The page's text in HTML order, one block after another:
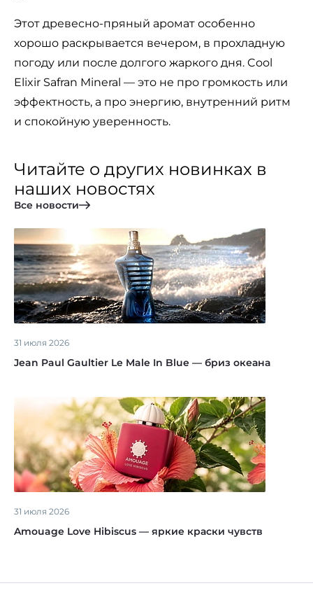
Этот древесно-пряный аромат особенно
хорошо раскрывается вечером, в прохладную
погоду или после долгого жаркого дня. Cool
Elixir Safran Mineral — это не про громкость или
эффектность, а про энергию, внутренний ритм
и спокойную уверенность.
Читайте о других новинках в
наших новостях
Все новости
31 июля 2026
Jean Paul Gaultier Le Male In Blue — бриз океана
31 июля 2026
Amouage Love Hibiscus — яркие краски чувств